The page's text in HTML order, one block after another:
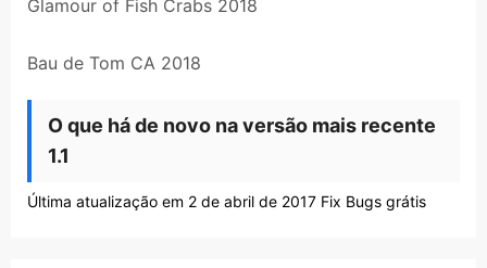
Glamour of Fish Crabs 2018
Bau de Tom CA 2018
O que há de novo na versão mais recente
1.1
Última atualização em 2 de abril de 2017 Fix Bugs grátis